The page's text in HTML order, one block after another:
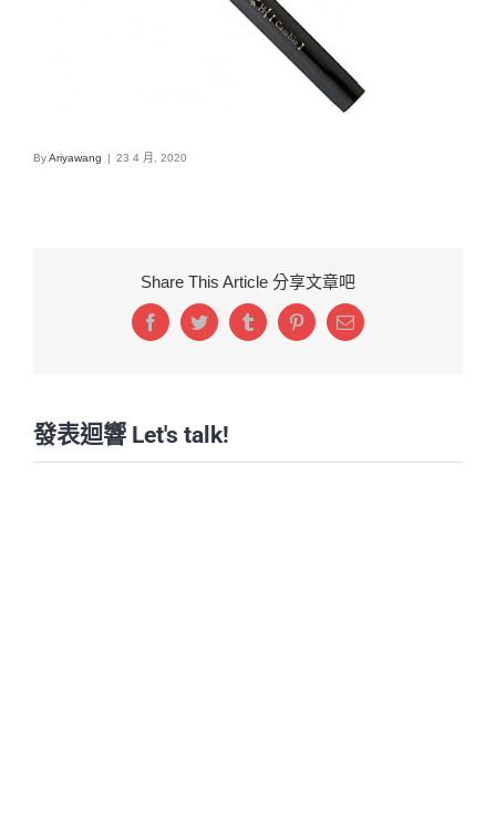
ByAriyawang | 23 4 月, 2020
Share This Article 分享文章吧
FacebookTwitterTumblrPinterestEmail:
發表迴響 Let's talk!